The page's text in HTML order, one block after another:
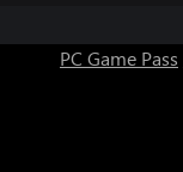
PC Game Pass